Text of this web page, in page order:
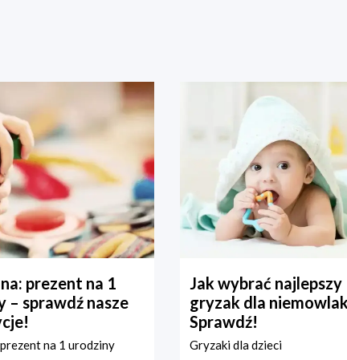
prezent na 1
– sprawdź nasze
prezent na 1 urodziny
Jak wybrać najlepszy
gryzak dla
Sprawdź!
Gryzaki dla dzieci